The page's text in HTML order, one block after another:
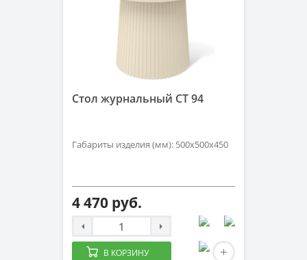
Стол журнальный СТ 94
Габариты изделия (мм): 500х500х450
4 470 руб.
В КОРЗИНУ